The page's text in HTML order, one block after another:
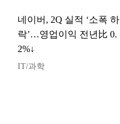
네이버, 2Q 실적 ‘소폭 하
락’…영업이익 전년比 0.
2%↓
IT/과학